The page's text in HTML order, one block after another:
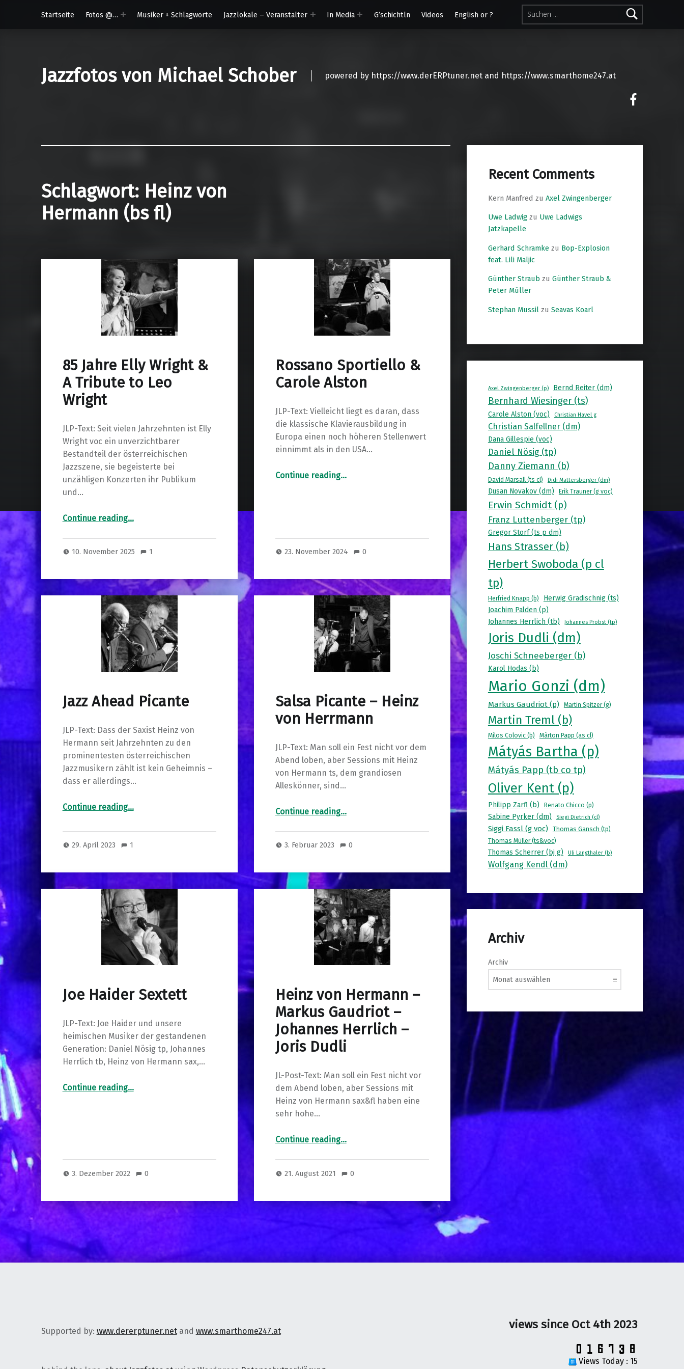
Suchen nach:
Startseite
Fotos @… Musiker + Schlagworte Jazzlokale – Veranstalter In Media G’schichtln Videos English or ?
Jazzfotos von Michael Schober powered by https://www.derERPtuner.net and https://www.smarthome247.at
Schlagwort: Heinz von
Hermann (bs fl)
85 Jahre Elly Wright &
A Tribute to Leo
Wright
JLP-Text: Seit vielen Jahrzehnten ist Elly
Wright voc ein unverzichtbarer
Bestandteil der österreichischen
Jazzszene, sie begeisterte bei
unzähligen Konzerten ihr Publikum
und…
Continue reading“85 Jahre Elly Wright & A Tribute to Leo Wright”
…
10. November 2025 1
Rossano Sportiello &
Carole Alston
JLP-Text: Vielleicht liegt es daran, dass
die klassische Klavierausbildung in
Europa einen noch höheren Stellenwert
einnimmt als in den USA…
Continue reading“Rossano Sportiello & Carole Alston”
…
23. November 2024 0
Jazz Ahead Picante
JLP-Text: Dass der Saxist Heinz von
Hermann seit Jahrzehnten zu den
prominentesten österreichischen
Jazzmusikern zählt ist kein Geheimnis –
dass er allerdings…
Continue reading…
29. April 2023 1
Salsa Picante – Heinz
von Herrmann
JLP-Text: Man soll ein Fest nicht vor dem
Abend loben, aber Sessions mit Heinz
von Hermann ts, dem grandiosen
Alleskönner, sind…
Continue reading“Salsa Picante – Heinz von Herrmann”
…
3. Februar 2023 0
Joe Haider Sextett
JLP-Text: Joe Haider und unsere
heimischen Musiker der gestandenen
Generation: Daniel Nösig tp, Johannes
Herrlich tb, Heinz von Hermann sax,…
Continue reading…
3. Dezember 2022 0
Heinz von Hermann –
Markus Gaudriot –
Johannes Herrlich –
Joris Dudli
JL-Post-Text: Man soll ein Fest nicht vor
dem Abend loben, aber Sessions mit
Heinz von Hermann sax&fl haben eine
sehr hohe…
Continue reading“Heinz von Hermann – Markus Gaudriot – Johannes Herrlich – Joris Dudli”
…
21. August 2021 0
Recent Comments
Kern Manfred zu Axel Zwingenberger
Uwe Ladwigzu Uwe Ladwigs
Jatzkapelle
Gerhard Schramkezu Bop-Explosion
feat. Lili Maljic
Günther Straub zu Günther Straub &
Peter Müller
Stephan Mussil zu Seavas Koarl
Axel Zwingenberger (p) Bernd Reiter (dm)
Bernhard Wiesinger (ts)
Carole Alston (voc) Christian Havel g
Christian Salfellner (dm)
Dana Gillespie (voc)
Daniel Nösig (tp)
Danny Ziemann (b)
David Marsall (ts cl) Didi Mattersberger (dm)
Dusan Novakov (dm) Erik Trauner (g voc)
Erwin Schmidt (p)
Franz Luttenberger (tp)
Gregor Storf (ts p dm)
Hans Strasser (b)
Herbert Swoboda (p cl
tp)
Herfried Knapp (b)
Herwig Gradischnig (ts)
Joachim Palden (p)
Johannes Herrlich (tb)
Johannes Probst (tp)
Joris Dudli (dm)
Joschi Schneeberger (b)
Karol Hodas (b)
Mario Gonzi (dm)
Markus Gaudriot (p) Martin Spitzer (g)
Martin Treml (b)
Milos Colovic (b) Màrton Papp (as cl)
Mátyás Bartha (p)
Mátyás Papp (tb co tp)
Oliver Kent (p)
Philipp Zarfl (b) Renato Chicco (p)
Sabine Pyrker (dm) Siegi Dietrich (cl)
Siggi Fassl (g voc)
Thomas Gansch (tp)
Thomas Müller (ts&voc)
Thomas Scherrer (bj g) Uli Langthaler (b)
Wolfgang Kendl (dm)
Archiv
Archiv
Supported by: www.dererptuner.netand www.smarthome247.at views since Oct 4th 2023
Views Today : 15